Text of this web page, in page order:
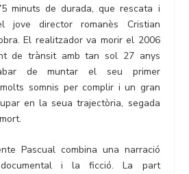
minuts de durada, que rescata i
director romanès Cristian
El realitzador va morir el 2006
de trànsit amb tan sol 27 anys
de muntar el seu primer
somnis per complir i un gran
en la seua trajectòria, segada
Pascual combina una narració
i la ficció. La part